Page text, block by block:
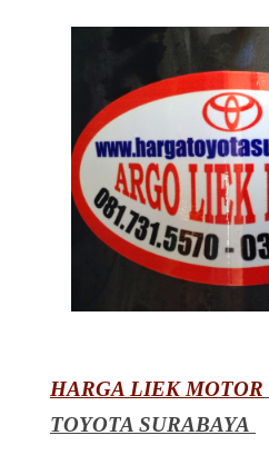
HARGA LIEK MOTOR
TOYOTA SURABAYA